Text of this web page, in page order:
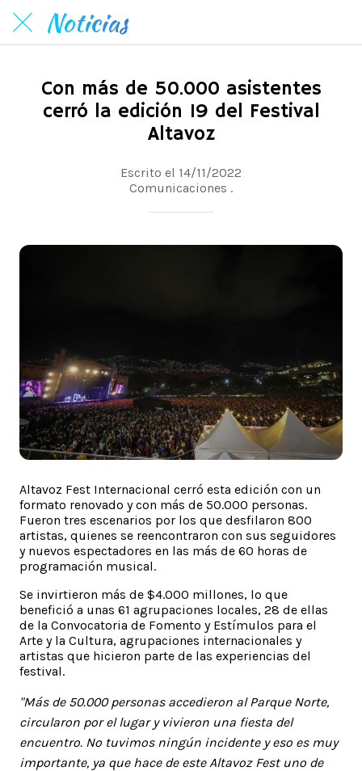
Noticias
Con más de 50.000 asistentes
cerró la edición 19 del Festival
Altavoz
Escrito el 14/11/2022
Comunicaciones .
Altavoz Fest Internacional cerró esta edición con un
formato renovado y con más de 50.000 personas.
Fueron tres escenarios por los que desfilaron 800
artistas, quienes se reencontraron con sus seguidores
y nuevos espectadores en las más de 60 horas de
programación musical.
Se invirtieron más de $4.000 millones, lo que
benefició a unas 61 agrupaciones locales, 28 de ellas
de la Convocatoria de Fomento y Estímulos para el
Arte y la Cultura, agrupaciones internacionales y
artistas que hicieron parte de las experiencias del
festival.
"Más de 50.000 personas accedieron al Parque Norte,
circularon por el lugar y vivieron una fiesta del
encuentro. No tuvimos ningún incidente y eso es muy
importante, ya que hace de este Altavoz Fest uno de